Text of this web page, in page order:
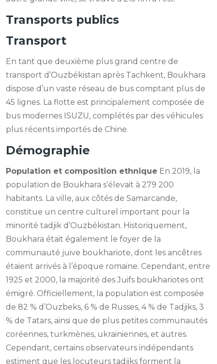
Transports publics
Transport
En tant que deuxième plus grand centre de
transport d’Ouzbékistan après Tachkent, Boukhara
dispose d’un vaste réseau de bus comptant plus de
45 lignes. La flotte est principalement composée de
bus modernes ISUZU, complétés par des véhicules
plus récents importés de Chine.
Démographie
Population et composition ethnique En 2019, la
population de Boukhara s’élevait à 279 200
habitants. La ville, aux côtés de Samarcande,
constitue un centre culturel important pour la
minorité tadjik d’Ouzbékistan. Historiquement,
Boukhara était également le foyer de la
communauté juive boukhariote, dont les ancêtres
étaient arrivés à l’époque romaine. Cependant, entre
1925 et 2000, la majorité des Juifs boukhariotes ont
émigré. Officiellement, la population est composée
de 82 % d’Ouzbeks, 6 % de Russes, 4 % de Tadjiks, 3
% de Tatars, ainsi que de plus petites communautés
coréennes, turkmènes, ukrainiennes, et autres.
Cependant, certains observateurs indépendants
estiment que les locuteurs tadjiks forment la